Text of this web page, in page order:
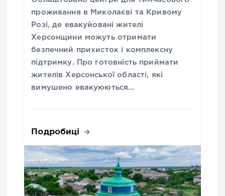
проживання в Миколаєві та Кривому
Розі, де евакуйовані жителі
Херсонщини можуть отримати
безпечний прихисток і комплексну
підтримку. Про готовність приймати
жителів Херсонської області, які
вимушено евакуюються…
Подробиці